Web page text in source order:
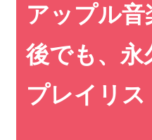
アップル音
後でも、永
プレイリス